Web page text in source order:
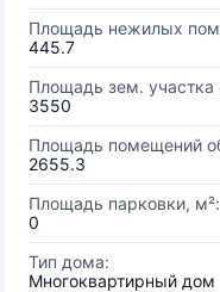
Площадь нежилых
445.7
Площадь зем.
3550
Площадь помещений
2655.3
Площадь парковки, м²:
0
Тип дома:
Многоквартирный дом